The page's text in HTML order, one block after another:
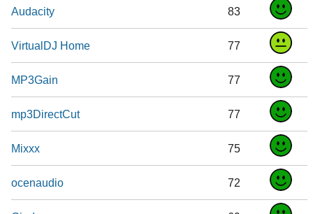
Audacity 83
VirtualDJ Home 77
MP3Gain 77
mp3DirectCut 77
Mixxx 75
ocenaudio 72